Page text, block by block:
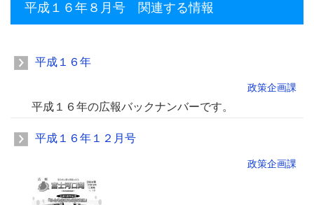
平成１６年８月号 関連する情報
平成１６年
政策企画課
平成１６年の広報バックナンバーです。
平成１６年１２月号
政策企画課